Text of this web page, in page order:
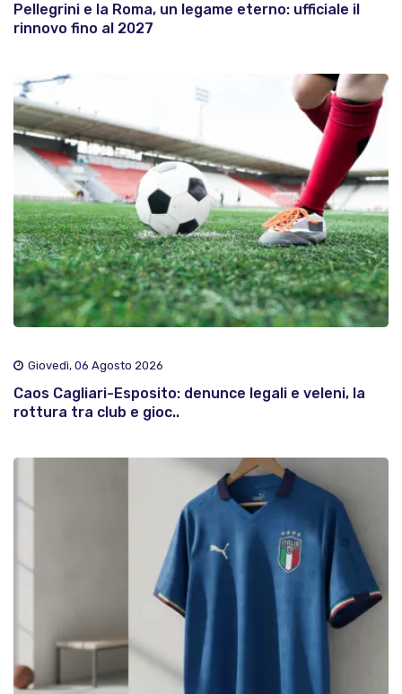
Pellegrini e la Roma, un legame eterno: ufficiale il
rinnovo fino al 2027
Giovedì, 06 Agosto 2026
Caos Cagliari-Esposito: denunce legali e veleni, la
rottura tra club e gioc..